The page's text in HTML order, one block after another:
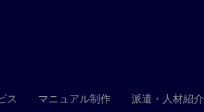
ス マニュアル制作 派遣・人材紹介